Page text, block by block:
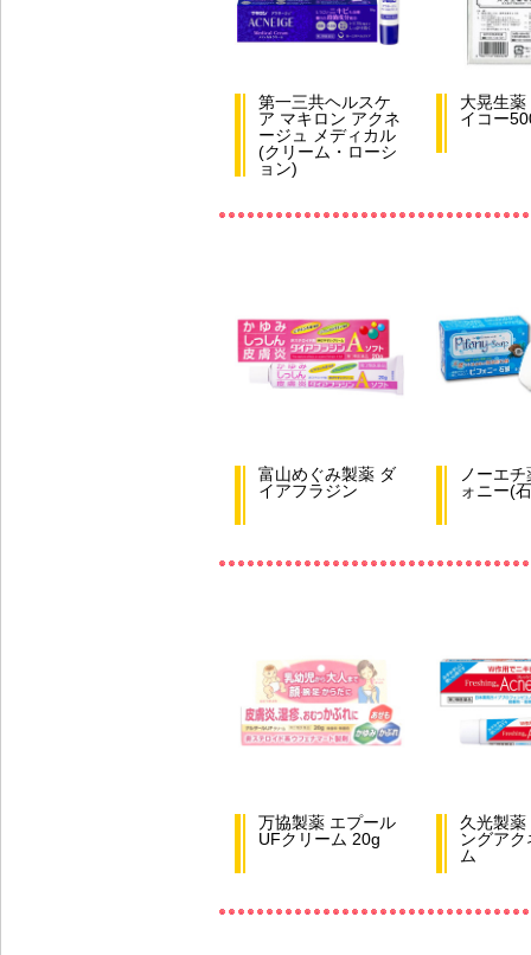
第一三共ヘルスケ
ア マキロン アクネ
ージュ メディカル
(クリーム・ローシ
ョン)
大晃生薬
イコー
富山めぐみ製薬 ダ
イアフラジン
ノーエ
ォニー(
万協製薬 エプール
UFクリーム 20g
久光製薬
ングア
ム